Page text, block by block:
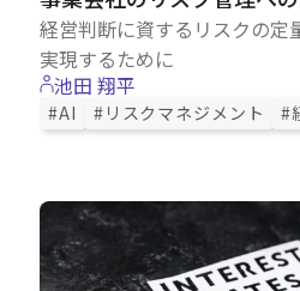
経営判断に資するリスクの定
実現するために
池田 翔平
#AI #リスクマネジメント #